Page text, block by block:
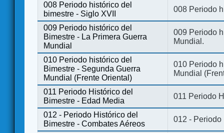
008 Periodo histórico del
bimestre - Siglo XVII
008 Periodo
009 Periodo histórico del
Bimestre - La Primera Guerra
Mundial
009 Periodo
Mundial.
010 Periodo histórico del
Bimestre - Segunda Guerra
Mundial (Frente Oriental)
010 Periodo
Mundial
011 Periodo Histórico del
Bimestre - Edad Media
011 Periodo
012 - Periodo Histórico del
Bimestre - Combates Aéreos
012 - Periodo